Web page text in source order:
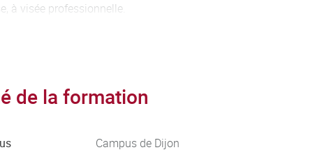
à visée professionnelle.
de la formation
Campus de Dijon